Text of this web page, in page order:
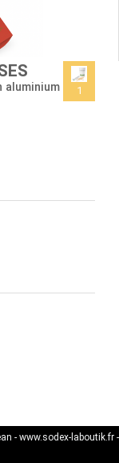
1
aluminium
- www.sodex-laboutik.fr -